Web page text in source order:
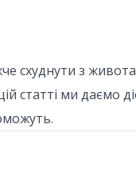
схуднути з
статті ми даємо